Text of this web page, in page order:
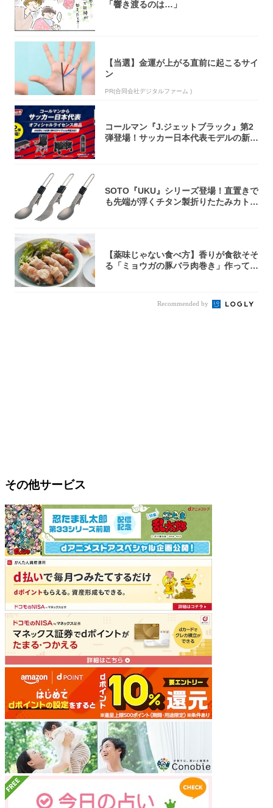
「響き渡るのは…」
【当選】金運が上がる直前に起こるサイ
ン
PR(合同会社デジタルファーム )
コールマン『J.ジェットブラック』第2
弾登場！サッカー日本代表モデルの新作
SOTO『UKU』シリーズ登場！直置きで
も先端が浮くチタン製折りたたみカトラ
【薬味じゃない食べ方】香りが食欲そそ
る「ミョウガの豚バラ肉巻き」作ってみ
Recommended by
その他サービス